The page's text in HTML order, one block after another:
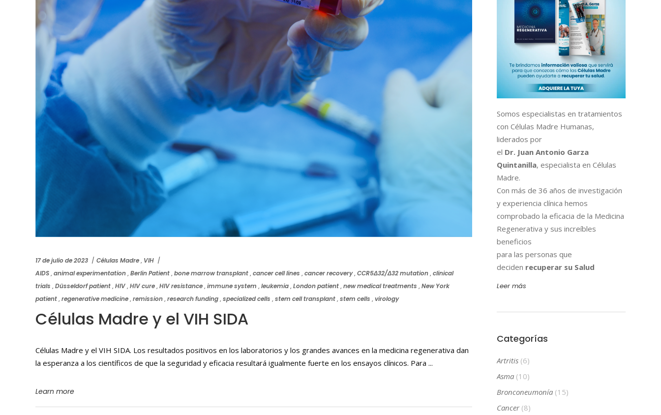
17 de julio de 2023 Células Madre, VIH
AIDS,animal experimentation,Berlin Patient,bone marrow transplant,cancer cell lines ,cancer recovery,CCR5Δ32/Δ32 mutation,clinical
trials ,Düsseldorf patient,HIV,HIV cure,HIV resistance,immune system ,leukemia,London patient,new medical treatments ,New York
patient,regenerative medicine,remission,research funding,specialized cells ,stem cell transplant,stem cells ,virology
Células Madre y el VIH SIDA
Células Madre y el VIH SIDA. Los resultados positivos en los laboratorios y los grandes avances en la medicina regenerativa dan
la esperanza a los científicos de que la seguridad y eficacia resultará igualmente fuerte en los ensayos clínicos. Para
Learn more
Somos especialistas en tratamientos
con Células Madre Humanas,
liderados por
el Dr. Juan Antonio Garza
Quintanilla, especialista en Células
Madre.
Con más de 36 años de investigación
y experiencia clínica hemos
comprobado la eficacia de la Medicina
Regenerativa y sus increíbles
beneficios
para las personas que
deciden recuperar su Salud
Leer más
Categorías
Artritis(6)
Asma(10)
Bronconeumonía(15)
Cancer(8)